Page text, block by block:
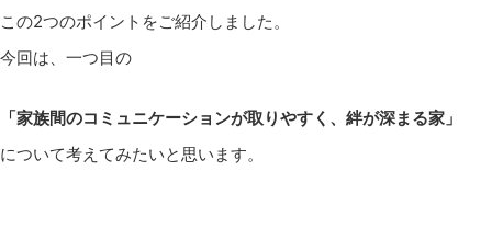
この2つのポイントをご紹介しました。
今回は、一つ目の
「家族間のコミュニケーションが取りやすく、絆が深まる家」
について考えてみたいと思います。